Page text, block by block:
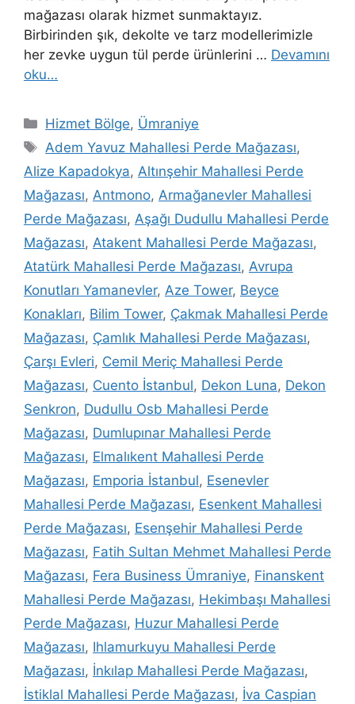
mağazası olarak hizmet sunmaktayız.
Birbirinden şık, dekolte ve tarz modellerimizle
her zevke uygun tül perde ürünlerini … Devamını
oku…
Hizmet Bölge, Ümraniye
Adem Yavuz Mahallesi Perde Mağazası,
Alize Kapadokya, Altınşehir Mahallesi Perde
Mağazası, Antmono, Armağanevler Mahallesi
Perde Mağazası, Aşağı Dudullu Mahallesi Perde
Mağazası, Atakent Mahallesi Perde Mağazası,
Atatürk Mahallesi Perde Mağazası, Avrupa
Konutları Yamanevler, Aze Tower, Beyce
Konakları, Bilim Tower, Çakmak Mahallesi Perde
Mağazası, Çamlık Mahallesi Perde Mağazası,
Çarşı Evleri, Cemil Meriç Mahallesi Perde
Mağazası, Cuento İstanbul, Dekon Luna, Dekon
Senkron, Dudullu Osb Mahallesi Perde
Mağazası, Dumlupınar Mahallesi Perde
Mağazası, Elmalıkent Mahallesi Perde
Mağazası, Emporia İstanbul, Esenevler
Mahallesi Perde Mağazası, Esenkent Mahallesi
Perde Mağazası, Esenşehir Mahallesi Perde
Mağazası, Fatih Sultan Mehmet Mahallesi Perde
Mağazası, Fera Business Ümraniye, Finanskent
Mahallesi Perde Mağazası, Hekimbaşı Mahallesi
Perde Mağazası, Huzur Mahallesi Perde
Mağazası, Ihlamurkuyu Mahallesi Perde
Mağazası, İnkılap Mahallesi Perde Mağazası,
İstiklal Mahallesi Perde Mağazası, İva Caspian